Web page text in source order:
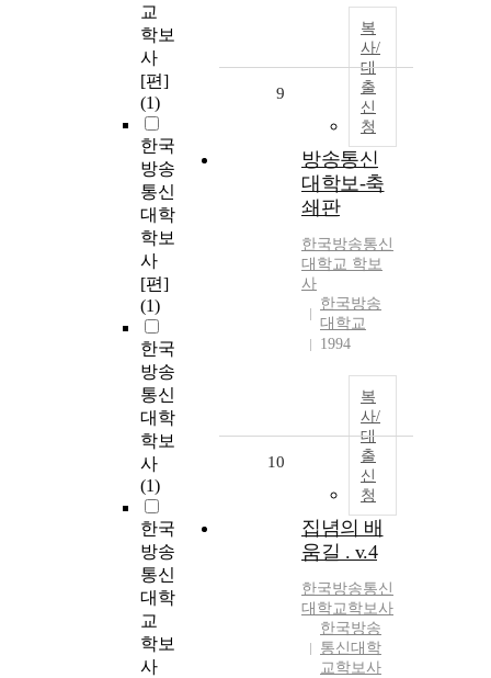
교
학보
사
[편]
(1)
한국
방송
통신
대학
학보
사
[편]
(1)
한국
방송
통신
대학
학보
사
(1)
한국
방송
통신
대학
교
학보
사
복
사/
대
출
신
청
9
방송통신
대학보-축
쇄판
한국방송통신
대학교 학보
사
한국방송
대학교
1994
복
사/
대
출
신
청
10
집념의 배
움길 . v.4
한국방송통신
대학교학보사
한국방송
통신대학
교학보사